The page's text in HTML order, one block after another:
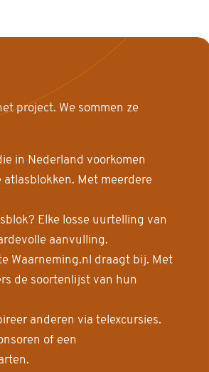
project. We sommen ze
in Nederland voorkomen
Met meerdere
Elke losse uurtelling van
aanvulling.
Waarneming.nl draagt bij. Met
de soortenlijst van hun
anderen via telexcursies.
of een